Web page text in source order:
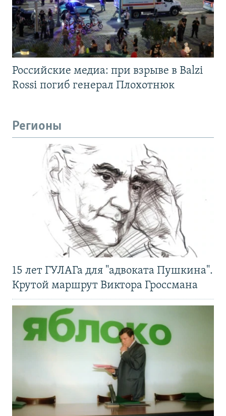
Российские медиа: при взрыве в Balzi
Rossi погиб генерал Плохотнюк
Регионы
15 лет ГУЛАГа для "адвоката Пушкина".
Крутой маршрут Виктора Гроссмана